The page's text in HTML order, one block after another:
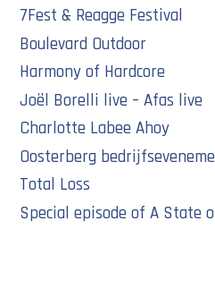
7Fest & Reagge Festival
Boulevard Outdoor
Harmony of Hardcore
Joël Borelli live – Afas live
Charlotte Labee Ahoy
Oosterberg
Total Loss
Special episode of A State